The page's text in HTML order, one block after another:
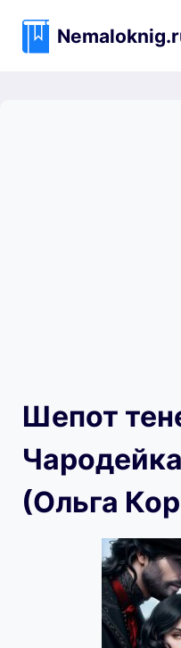
содержимому
Шепот
(Ольга